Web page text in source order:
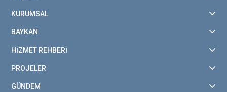
KURUMSAL
BAYKAN
HİZMET REHBERİ
PROJELER
GÜNDEM